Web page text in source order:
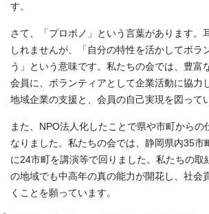
す。
さて、「プロボノ」という言葉があります。
しれませんが、「自分の特性を活かしてボラ
う」という意味です。私たちの会では、豊富
会員に、ボランティアとして企業活動に協力
地域企業の支援と、会員の自己実現を図って
また、NPO法人化したことで県や市町からの
なりました。私たちの会では、静岡県内35市
に24市町を講演等で回りました。私たちの取
の地域でも中高年の真の能力が開花し、社会
くことを願っています。